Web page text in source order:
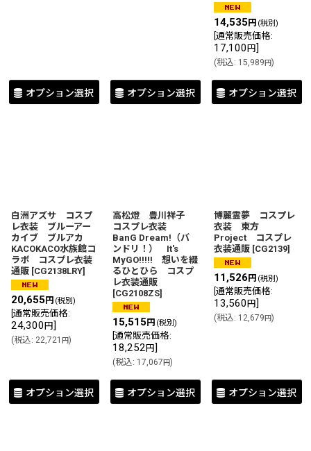
オプション選択 オプション選択
14,535 円 (税別)
通常販売価格:
17,100 円]
(税込: 15,989 円)
オプション選択
白洲アズサ コスプ
レ衣装 ブルーアー
カイブ ブルアカ
KACOKACO水族館コ
ラボ コスプレ衣装
通販 [CG2138LRY]
20,655 円 (税別)
通常販売価格:
24,300 円]
(税込: 22,721 円)
オプション選択
高松燈 豊川祥子
コスプレ衣装
BanG Dream!（バ
ンドリ！） It's
MyGO!!!!! 想いを綴
るひとひら コスプ
レ衣装通販
[CG2108ZS]
15,515 円 (税別)
通常販売価格:
18,252 円]
(税込: 17,067 円)
オプション選択
博麗霊夢 コスプレ
衣装 東方
Project コスプレ
衣装通販 [CG2139]
11,526 円 (税別)
通常販売価格:
13,560 円]
(税込: 12,679 円)
オプション選択